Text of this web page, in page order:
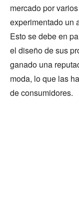
mercado por
experimentado un
Esto se debe en
el diseño de sus
ganado una
moda, lo que las
de consumidores.